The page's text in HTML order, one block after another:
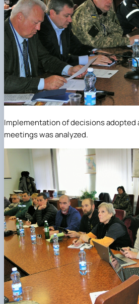
Implementation of decisions adopted
meetings was analyzed.